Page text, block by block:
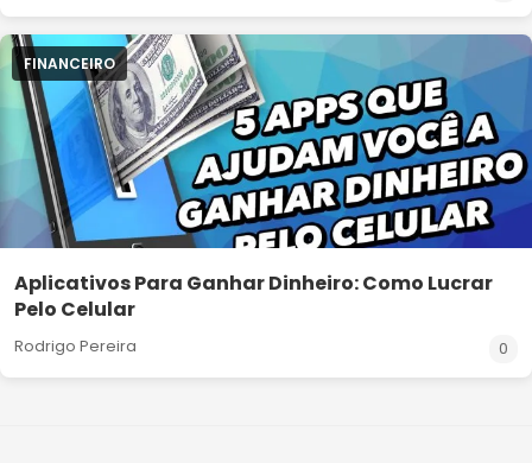
FINANCEIRO
Aplicativos Para Ganhar Dinheiro: Como Lucrar
Pelo Celular
Rodrigo Pereira 0